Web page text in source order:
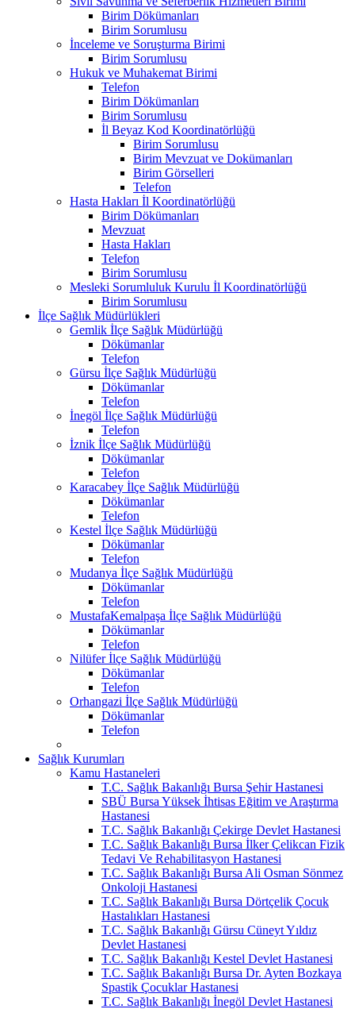
Birim Dökümanları
Birim Sorumlusu
İnceleme ve Soruşturma Birimi
Birim Sorumlusu
Hukuk ve Muhakemat Birimi
Telefon
Birim Dökümanları
Birim Sorumlusu
İl Beyaz Kod Koordinatörlüğü
Birim Sorumlusu
Birim Mevzuat ve Dokümanları
Birim Görselleri
Telefon
Hasta Hakları İl Koordinatörlüğü
Birim Dökümanları
Mevzuat
Hasta Hakları
Telefon
Birim Sorumlusu
Mesleki Sorumluluk Kurulu İl Koordinatörlüğü
Birim Sorumlusu
İlçe Sağlık Müdürlükleri
Gemlik İlçe Sağlık Müdürlüğü
Dökümanlar
Telefon
Gürsu İlçe Sağlık Müdürlüğü
Dökümanlar
Telefon
İnegöl İlçe Sağlık Müdürlüğü
Telefon
İznik İlçe Sağlık Müdürlüğü
Dökümanlar
Telefon
Karacabey İlçe Sağlık Müdürlüğü
Dökümanlar
Telefon
Kestel İlçe Sağlık Müdürlüğü
Dökümanlar
Telefon
Mudanya İlçe Sağlık Müdürlüğü
Dökümanlar
Telefon
MustafaKemalpaşa İlçe Sağlık Müdürlüğü
Dökümanlar
Telefon
Nilüfer İlçe Sağlık Müdürlüğü
Dökümanlar
Telefon
Orhangazi İlçe Sağlık Müdürlüğü
Dökümanlar
Telefon
Sağlık Kurumları
Kamu Hastaneleri
T.C. Sağlık Bakanlığı Bursa Şehir Hastanesi
SBÜ Bursa Yüksek İhtisas Eğitim ve Araştırma
Hastanesi
T.C. Sağlık Bakanlığı Çekirge Devlet Hastanesi
T.C. Sağlık Bakanlığı Bursa İlker Çelikcan Fizik
Tedavi Ve Rehabilitasyon Hastanesi
T.C. Sağlık Bakanlığı Bursa Ali Osman Sönmez
Onkoloji Hastanesi
T.C. Sağlık Bakanlığı Bursa Dörtçelik Çocuk
Hastalıkları Hastanesi
T.C. Sağlık Bakanlığı Gürsu Cüneyt Yıldız
Devlet Hastanesi
T.C. Sağlık Bakanlığı Kestel Devlet Hastanesi
T.C. Sağlık Bakanlığı Bursa Dr. Ayten Bozkaya
Spastik Çocuklar Hastanesi
T.C. Sağlık Bakanlığı İnegöl Devlet Hastanesi